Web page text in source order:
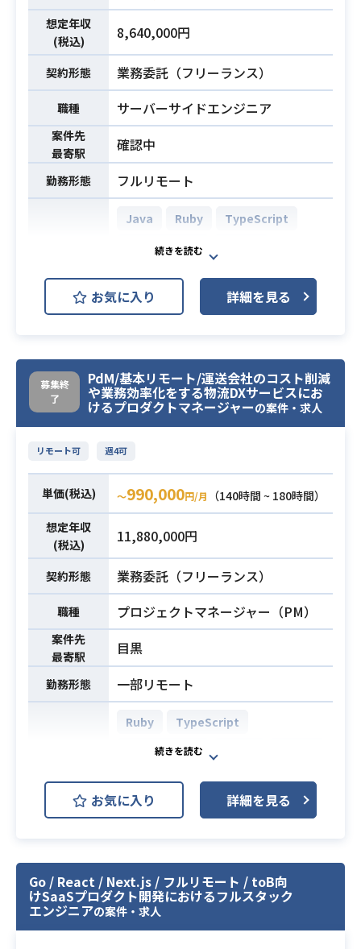
プロジェクト管理ツール：GitHub、
Slack、Notion
必須スキル
・AWSまたはGCPなどクラウドの構
築運用における実務経験
・業務システムの開発、運用に関わ
った経験
・言語を問わないコーディング経験
「アンケート配信」といったプロダ
クトをゼロから開発し、
フォームを構築するプロジェクトで
す。
新規プロダクトの立ち上げメンバー
として、
既存の会員管理・決済機能の拡張に
伴う設計・開発業務をご担当いただ
きます。
【仕事内容】
下記の業務を担っていただく想定で
ットフォームの設計および開発
・既存システム・コードの解読、な
※詳細は面談時にお伝えします。
【開発環境】
言語/FW：Ruby on Rails,JavaScript
DB：MySQL
ツール：Git,Slack,Backlog
インフラ：AWS(EC2,S3,RDS,ECS,Cl
oudWatch),GitHub Actions,Terrafor
m
必須スキル
・Web開発の実務経験3年以上
・Ruby on Railsを用いた開発経験3
年以上
・詳細設計以降のフェーズにおける
実務経験
・既存システムのコードを読み解
き、改修・改善が行えるスキル
想定年収
(税込)
8,640,000円
契約形態 業務委託（フリーランス）
職種 サーバーサイドエンジニア
案件先
最寄駅
確認中
勤務形態 フルリモート
Java Ruby
TypeScript
Ruby on Rails
AWS (Amazon Web Services)
Azure
Kubernetes
業務内容
開発プロジェクトです。
React、Ruby on Rails、Java、Typ
eScriptを使用した
フロントエンドおよびバックエンド
の開発全般をはじめ、
アーキテクチャ設計、
クラウド環境やコンテナ技術を活用
およびCI/CDの構築などを幅広くご推
進いただきます。
【仕事内容】
下記の業務を担っていただく想定で
す。
・React、Ruby on Rails、Java、Ty
peScriptを使用したフロントエン
ド・バックエンドの開発全般
・高い拡張性とパフォーマンスを考
慮したアーキテクチャ設計および技
術選定
・Azure/AWS、Kubernetes/Docker
を活用したインフラ構築運用および
自動化パイプライン（CI/CD）の構築
Ruby on Rails, Java, TypeScript, R
eact, Kubernetes, Docker, Azure,
AWS, MySQL等
お気に入り 詳細を見る
募集終
了
PdM/基本リモート/運送会社のコスト削減
や業務効率化をする物流DXサービスにお
けるプロダクトマネージャーの案件・求人
リモート可 週4可
単価(税込) 〜990,000円/月
（140時間 ~ 180時間）
想定年収
(税込)
11,880,000円
契約形態 業務委託（フリーランス）
職種 プロジェクトマネージャー（PM）
案件先
最寄駅
目黒
勤務形態 一部リモート
Ruby
TypeScript
Ruby on Rails
AWS (Amazon Web Services)
物流DX事業のTechPdMとして、下
・大手企業との小／中規模の開発プ
ロジェクトマネジメント
・開発メンバー（パートナー含む）
の開発マネジメント・進捗管理
お気に入り 詳細を見る
Go / React / Next.js / フルリモート / toB向
けSaaSプロダクト開発におけるフルスタック
エンジニアの案件・求人